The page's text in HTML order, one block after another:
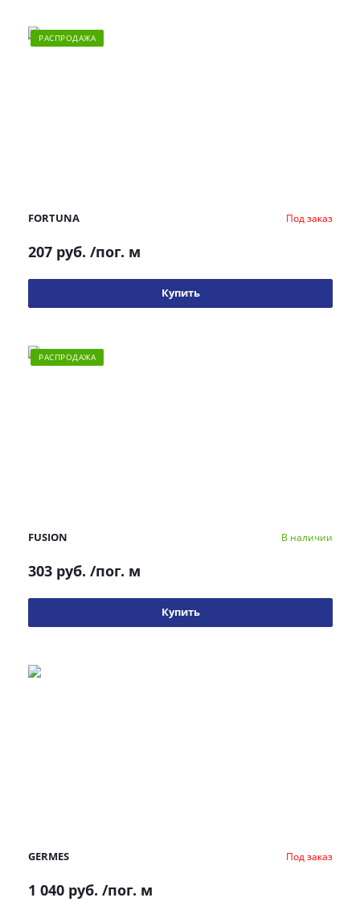
РАСПРОДАЖА
FORTUNA Под заказ
207 руб. /пог. м
Купить
РАСПРОДАЖА
FUSION В наличии
303 руб. /пог. м
Купить
GERMES Под заказ
1 040 руб. /пог. м